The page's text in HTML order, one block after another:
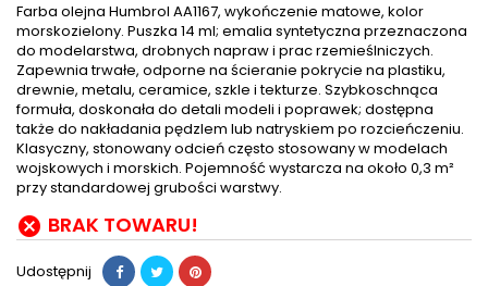
Farba olejna Humbrol AA1167, wykończenie matowe, kolor
morskozielony. Puszka 14 ml; emalia syntetyczna przeznaczona
do modelarstwa, drobnych napraw i prac rzemieślniczych.
Zapewnia trwałe, odporne na ścieranie pokrycie na plastiku,
drewnie, metalu, ceramice, szkle i tekturze. Szybkoschnąca
formuła, doskonała do detali modeli i poprawek; dostępna
także do nakładania pędzlem lub natryskiem po rozcieńczeniu.
Klasyczny, stonowany odcień często stosowany w modelach
wojskowych i morskich. Pojemność wystarcza na około 0,3 m²
przy standardowej grubości warstwy.
 BRAK TOWARU!
Udostępnij